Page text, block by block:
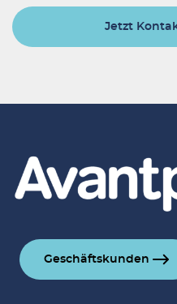
Jetzt
Geschäftskunden